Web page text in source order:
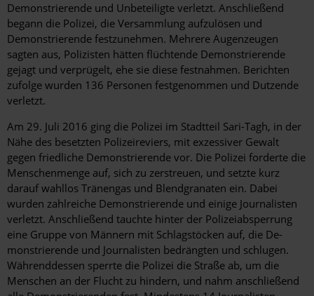
Demonstrierende und Unbeteiligte verletzt. Anschließend
begann die Polizei, die Versammlung aufzulösen und
Demonstrierende festzunehmen. Mehrere Augenzeugen
sagten aus, Polizisten hätten flüchtende Demonstrierende
gejagt und verprügelt, ehe sie diese festnahmen. Berichten
zufolge wurden 136 Personen festgenommen und Dutzende
verletzt.
Am 29. Juli 2016 ging die Polizei im Stadtteil Sari-Tagh, in der
Nähe des besetzten Polizeireviers, mit exzessiver Gewalt
gegen friedliche Demonstrierende vor. Die Polizei forderte die
Menschenmenge auf, sich zu zerstreuen, und setzte kurz
darauf wahllos Tränengas und Blendgranaten ein. Dabei
wurden zahlreiche Demonstrierende und einige Journalisten
verletzt. Anschließend tauchte hinter der Polizeiabsperrung
eine Gruppe von Männern mit Schlagstöcken auf, die De-
monstrierende und Journalisten bedrängten und schlugen.
Währenddessen sperrte die Polizei die Straße ab, um die
Menschen an der Flucht zu hindern, und nahm anschließend